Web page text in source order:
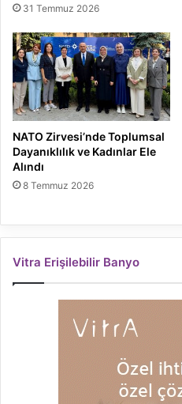
31 Temmuz 2026
NATO Zirvesi’nde Toplumsal
Dayanıklılık ve Kadınlar Ele
Alındı
8 Temmuz 2026
Vitra Erişilebilir Banyo